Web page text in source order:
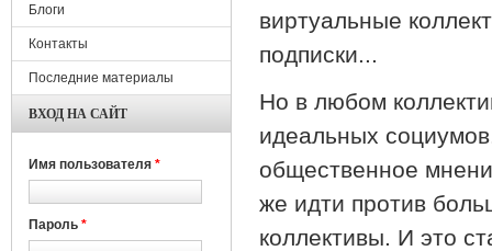
виртуальные
подписки...
Но в любом
идеальных
общественное
же идти против
коллективы. И это
Блоги
Контакты
Последние материалы
ВХОД НА САЙТ
Имя пользователя *
Пароль *